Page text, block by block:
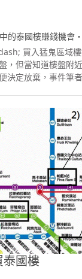
的泰國樓賺錢機會
買入猛鬼區域
，但當知道樓盤附
決定放棄，事件筆
他們的房間，然後
睡得矇矇矓矓，便
婆婆便慢慢行出房間
奇怪，首先房間的
自己走進來 另外，
有客人在睡覺也不
那時己是半夜三點
間酒店 但泰國的酒
泰國樓有什麼關係
心存恐懼，而且可
出現兇宅，整條街
而且甚少有投資者
盤也會感到抗拒。
泰國樓